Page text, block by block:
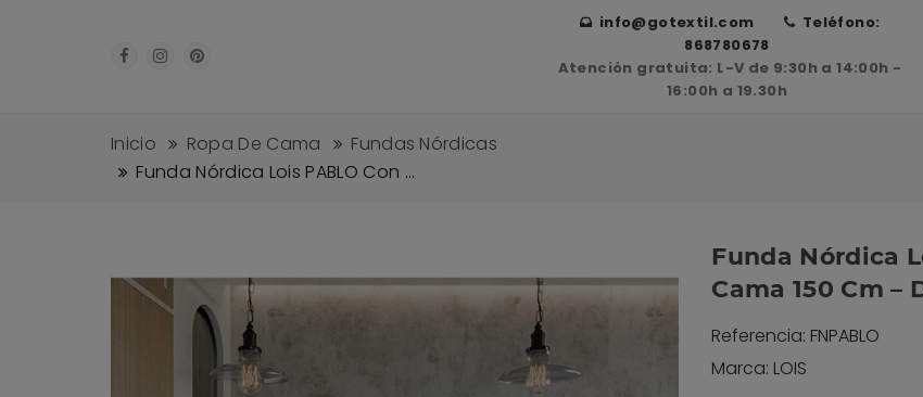
info@gotextil.com
Teléfono:
868780678
Atención gratuita: L-V de 9:30h a 14:00h -
16:00h a 19.30h
Inicio Ropa De Cama
Fundas Nórdicas
Funda Nórdica Lois PABLO Con ...
Funda Nórdica
Cama 150 Cm –
Referencia: FNPABLO
Marca: LOIS